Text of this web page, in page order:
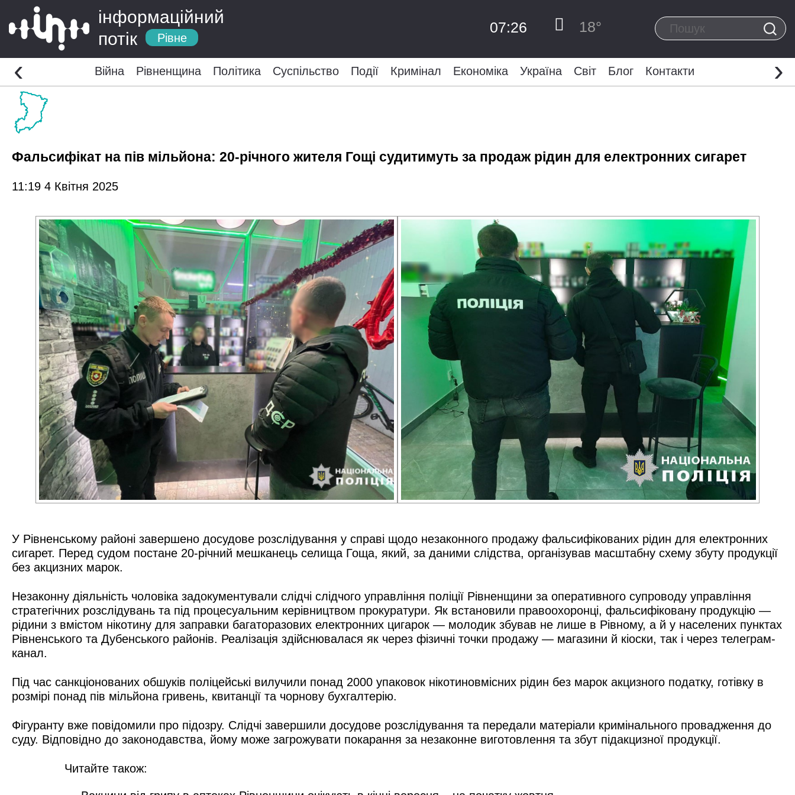
інформаційний
потік
Рівне
07:26 18°
Війна Рівненщина Політика Суспільство Події Кримінал Економіка Україна Світ Блог Контакти
‹ ›
Фальсифікат на пів мільйона: 20-річного жителя Гощі судитимуть за продаж рідин для електронних сигарет
11:19 4 Квітня 2025
У Рівненському районі завершено досудове розслідування у справі щодо незаконного продажу фальсифікованих рідин для електронних
сигарет. Перед судом постане 20-річний мешканець селища Гоща, який, за даними слідства, організував масштабну схему збуту продукції
без акцизних марок.
Незаконну діяльність чоловіка задокументували слідчі слідчого управління поліції Рівненщини за оперативного супроводу управління
стратегічних розслідувань та під процесуальним керівництвом прокуратури. Як встановили правоохоронці, фальсифіковану продукцію —
рідини з вмістом нікотину для заправки багаторазових електронних цигарок — молодик збував не лише в Рівному, а й у населених пунктах
Рівненського та Дубенського районів. Реалізація здійснювалася як через фізичні точки продажу — магазини й кіоски, так і через телеграм-
канал.
Під час санкціонованих обшуків поліцейські вилучили понад 2000 упаковок нікотиновмісних рідин без марок акцизного податку, готівку в
розмірі понад пів мільйона гривень, квитанції та чорнову бухгалтерію.
Фігуранту вже повідомили про підозру. Слідчі завершили досудове розслідування та передали матеріали кримінального провадження до
суду. Відповідно до законодавства, йому може загрожувати покарання за незаконне виготовлення та збут підакцизної продукції.
Читайте також: